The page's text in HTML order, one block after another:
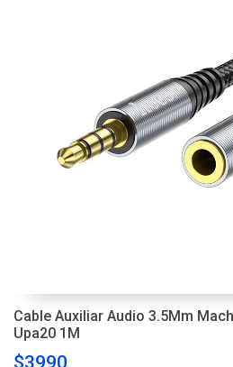
Cable Auxiliar Audio 3.5Mm
Upa20 1M
$3990